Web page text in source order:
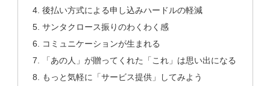
後払い方式による申し込みハードルの軽減
サンタクロース振りのわくわく感
コミュニケーションが生まれる
「あの人」が贈ってくれた「これ」は思い出になる
もっと気軽に「サービス提供」してみよう